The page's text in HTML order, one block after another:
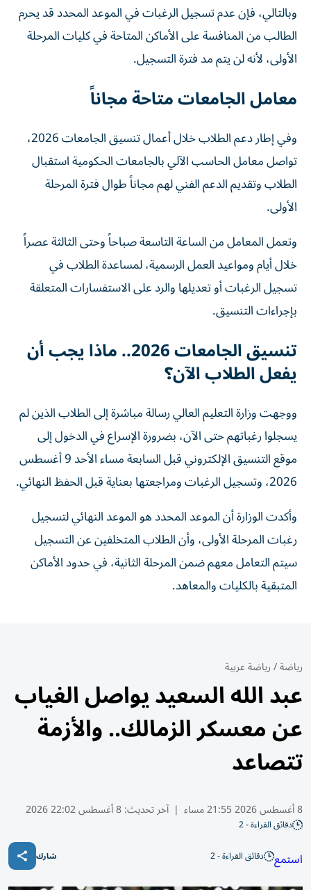
وبالتالي، فإن عدم تسجيل الرغبات في الموعد المحدد قد يحرم
الطالب من المنافسة على الأماكن المتاحة في كليات المرحلة
الأولى، لأنه لن يتم مد فترة التسجيل.
معامل الجامعات متاحة مجاناً
وفي إطار دعم الطلاب خلال أعمال تنسيق الجامعات 2026،
تواصل معامل الحاسب الآلي بالجامعات الحكومية استقبال
الطلاب وتقديم الدعم الفني لهم مجاناً طوال فترة المرحلة
الأولى.
وتعمل المعامل من الساعة التاسعة صباحاً وحتى الثالثة عصراً
خلال أيام ومواعيد العمل الرسمية، لمساعدة الطلاب في
تسجيل الرغبات أو تعديلها والرد على الاستفسارات المتعلقة
بإجراءات التنسيق.
تنسيق الجامعات 2026.. ماذا يجب أن
يفعل الطلاب الآن؟
ووجهت وزارة التعليم العالي رسالة مباشرة إلى الطلاب الذين لم
يسجلوا رغباتهم حتى الآن، بضرورة الإسراع في الدخول إلى
موقع التنسيق الإلكتروني قبل السابعة مساء الأحد 9 أغسطس
2026، وتسجيل الرغبات ومراجعتها بعناية قبل الحفظ النهائي.
وأكدت الوزارة أن الموعد المحدد هو الموعد النهائي لتسجيل
رغبات المرحلة الأولى، وأن الطلاب المتخلفين عن التسجيل
سيتم التعامل معهم ضمن المرحلة الثانية، في حدود الأماكن
المتبقية بالكليات والمعاهد.
رياضة/رياضة عربية
عبد الله السعيد يواصل الغياب
عن معسكر الزمالك.. والأزمة
تتصاعد
8 أغسطس 2026 21:55 مساء | آخر تحديث:8 أغسطس 22:02 2026
دقائق القراءة - 2
استمع دقائق القراءة - 2 شارك